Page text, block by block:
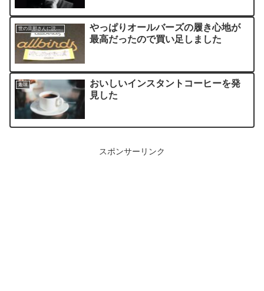
世の旦那さんに読んでほしい記事
やっぱりオールバーズの履き心地が
最高だったので買い足しました
趣味
おいしいインスタントコーヒーを発
見した
スポンサーリンク